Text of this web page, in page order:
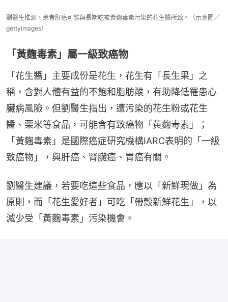
劉醫生推測，患者肝癌可能與長期吃被黃麴毒素污染的花生醬所致。（示意圖／
gettyimages）
「黃麴毒素」屬一級致癌物
「花生醬」主要成份是花生，花生有「長生果」之
稱，含對人體有益的不飽和脂肪酸，有助降低罹患心
臟病風險。但劉醫生指出，遭污染的花生粉或花生
醬、栗米等食品，可能含有致癌物「黃麴毒素」；
「黃麴毒素」是國際癌症研究機構IARC表明的「一級
致癌物」，與肝癌、腎臟癌、胃癌有關。
劉醫生建議，若要吃這些食品，應以「新鮮現做」為
原則，而「花生愛好者」可吃「帶殼新鮮花生」，以
減少受「黃麴毒素」污染機會。